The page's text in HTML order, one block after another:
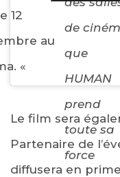
12
au
«
de
que
HUMAN
prend
toute sa
force
Le film sera
Partenaire de
diffusera en